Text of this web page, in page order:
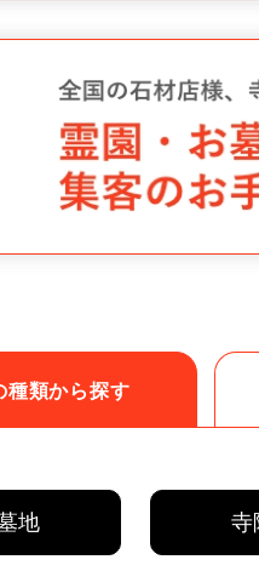
種類から探す
地 寺